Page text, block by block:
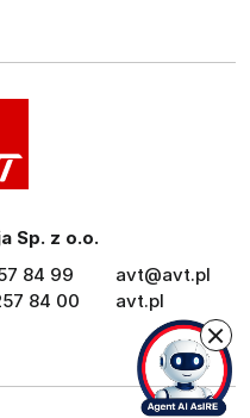
Sp. z o.o.
84 99
84 00
avt@avt.pl
avt.pl